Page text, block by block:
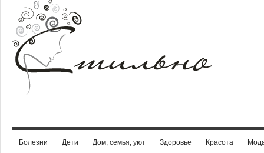
Болезни Дети Дом, семья, уют Здоровье Красота